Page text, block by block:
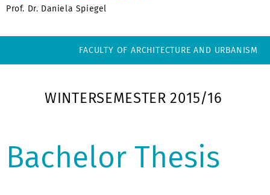
Prof. Dr. Daniela Spiegel
FACULTY OF ARCHITECTURE AND URBANISM
WINTERSEMESTER 2015/16
Bachelor Thesis